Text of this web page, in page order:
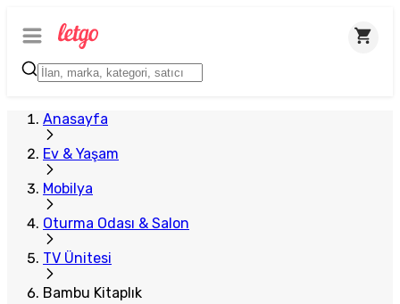
Anasayfa
Ev & Yaşam
Mobilya
Oturma Odası & Salon
TV Ünitesi
Bambu Kitaplık